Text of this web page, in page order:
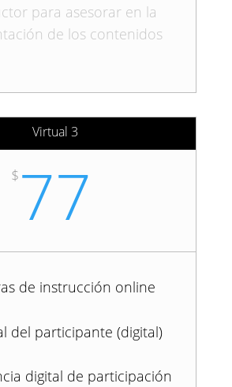
para asesorar en la
de los contenidos
Virtual 3
$ 77
de instrucción online
del participante (digital)
digital de participación